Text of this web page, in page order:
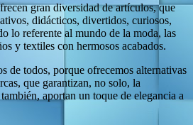
gran diversidad de artículos, que
didácticos, divertidos, curiosos,
lo referente al mundo de la moda, las
y textiles con hermosos acabados.
de todos, porque ofrecemos alternativas
que garantizan, no solo, la
aportan un toque de elegancia a